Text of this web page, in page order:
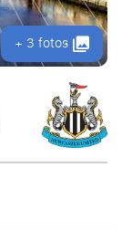
+ 3 fotos